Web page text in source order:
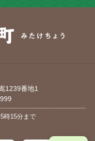
1239番地1
時15分まで